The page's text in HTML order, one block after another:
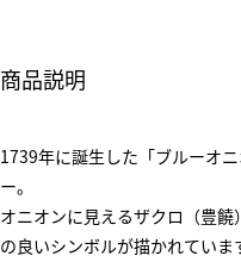
商品説明
1739年に誕生した「ブルーオ
ー。
オニオンに見えるザクロ（豊
の良いシンボルが描かれていま